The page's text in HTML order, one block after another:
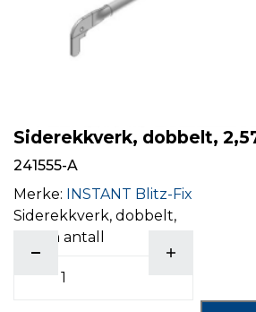
Siderekkverk, dobbelt,
241555-A
Merke: INSTANT Blitz-Fix
Siderekkverk, dobbelt,
2,57 m antall